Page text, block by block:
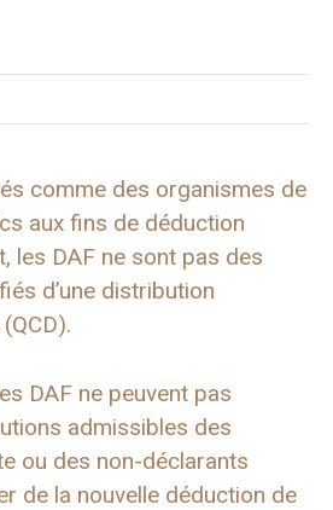
comme des organismes de
aux fins de déduction
les DAF ne sont pas des
d’une distribution
DAF ne peuvent pas
admissibles des
ou des non-déclarants
de la nouvelle déduction de